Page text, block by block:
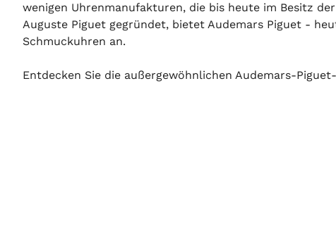
wenigen Uhrenmanufakturen, die bis heute im Besitz
Auguste Piguet gegründet, bietet Audemars Piguet -
Schmuckuhren an.
Entdecken Sie die außergewöhnlichen Audemars-